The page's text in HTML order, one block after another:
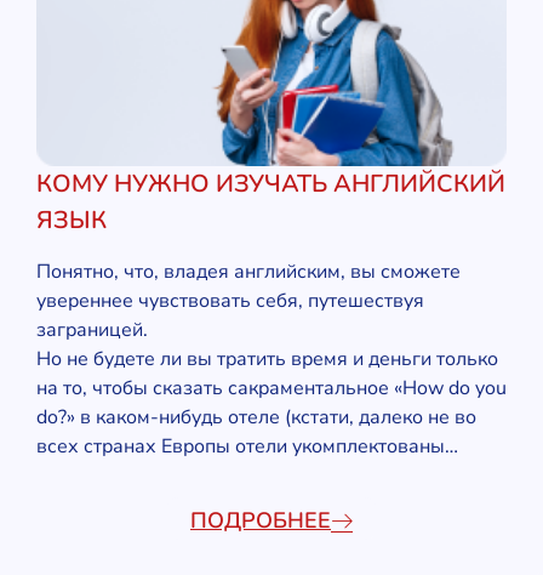
КОМУ НУЖНО ИЗУЧАТЬ АНГЛИЙСКИЙ
ЯЗЫК
Понятно, что, владея английским, вы сможете
увереннее чувствовать себя, путешествуя
заграницей.
Но не будете ли вы тратить время и деньги только
на то, чтобы сказать сакраментальное «How do you
do?» в каком-нибудь отеле (кстати, далеко не во
всех странах Европы отели укомплектованы…
ПОДРОБНЕЕ